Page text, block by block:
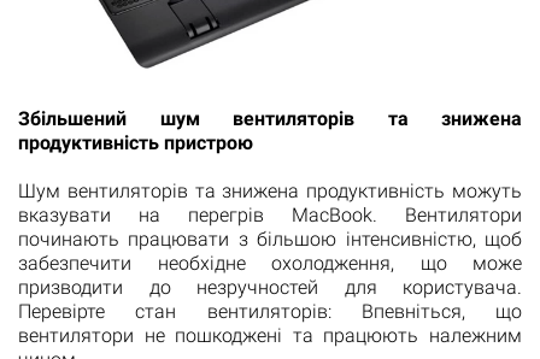
Збільшений шум вентиляторів та знижена
продуктивність пристрою
Шум вентиляторів та знижена продуктивність можуть
вказувати на перегрів MacBook. Вентилятори
починають працювати з більшою інтенсивністю, щоб
забезпечити необхідне охолодження, що може
призводити до незручностей для користувача.
Перевірте стан вентиляторів: Впевніться, що
вентилятори не пошкоджені та працюють належним